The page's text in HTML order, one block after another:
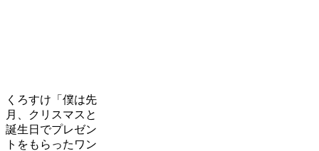
くろすけ「僕は先
月、クリスマスと
誕生日でプレゼン
トをもらったワン